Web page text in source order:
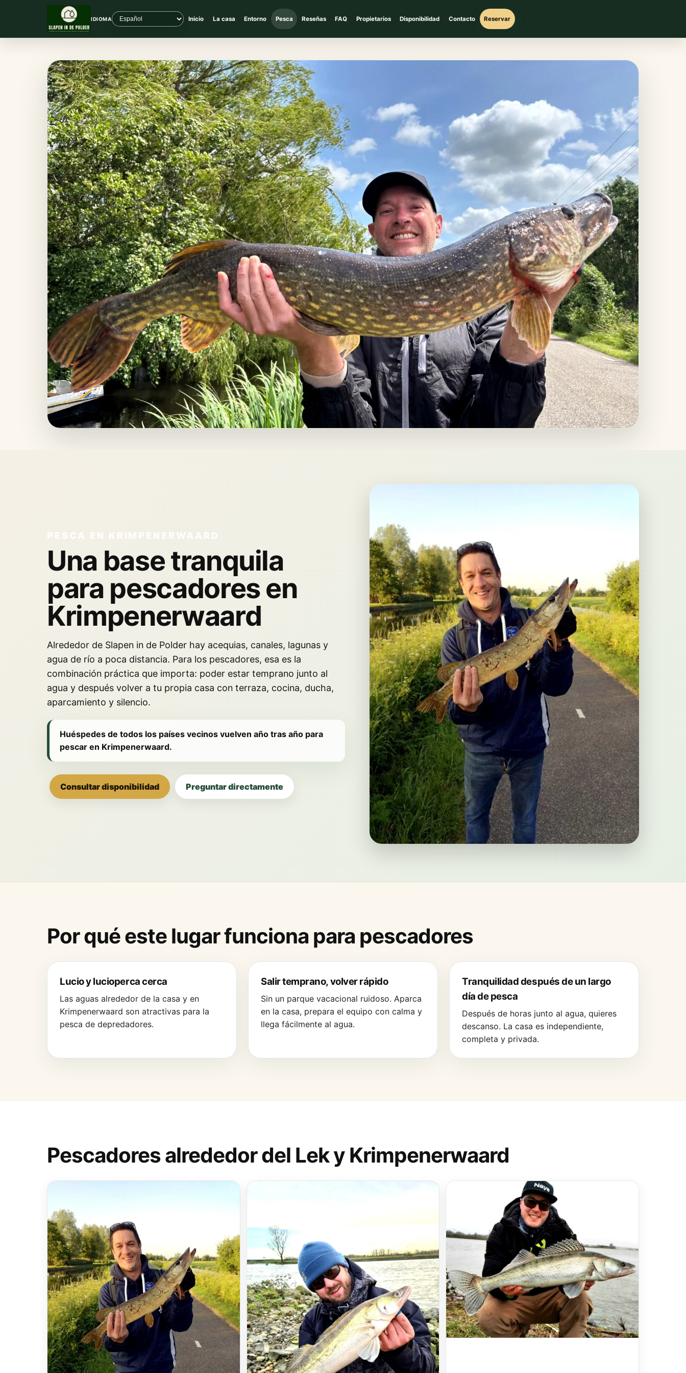
IDIOMA Inicio La casa Entorno Pesca Reseñas FAQ Propietarios Disponibilidad Contacto Reservar
Una base tranquila
para pescadores en
Krimpenerwaard
Alrededor de Slapen in de Polder hay acequias, canales, lagunas y
agua de río a poca distancia. Para los pescadores, esa es la
combinación práctica que importa: poder estar temprano junto al
agua y después volver a tu propia casa con terraza, cocina, ducha,
aparcamiento y silencio.
Huéspedes de todos los países vecinos vuelven año tras año para
pescar en Krimpenerwaard.
Consultar disponibilidad Preguntar directamente
Por qué este lugar funciona para pescadores
Lucio y lucioperca cerca
Las aguas alrededor de la casa y en
Krimpenerwaard son atractivas para la
pesca de depredadores.
Salir temprano, volver rápido
Sin un parque vacacional ruidoso. Aparca
en la casa, prepara el equipo con calma y
llega fácilmente al agua.
Tranquilidad después de un largo
día de pesca
Después de horas junto al agua, quieres
descanso. La casa es independiente,
completa y privada.
Pescadores alrededor del Lek y Krimpenerwaard